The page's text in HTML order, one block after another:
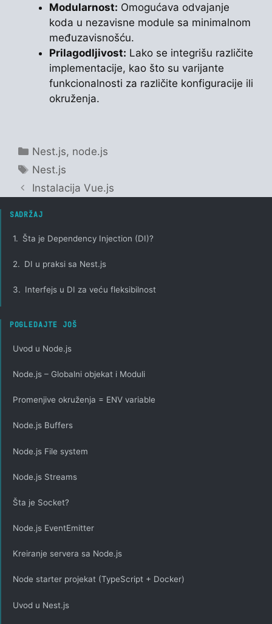
Modularnost: Omogućava odvajanje
koda u nezavisne module sa minimalnom
međuzavisnošću.
Prilagodljivost: Lako se integrišu različite
implementacije, kao što su varijante
funkcionalnosti za različite konfiguracije ili
okruženja.
Categories
Nest.js, node.js
Tags
Nest.js
Instalacija Vue.js
SADRŽAJ
1. Šta je Dependency Injection (DI)?
2. DI u praksi sa Nest.js
3. Interfejs u DI za veću fleksibilnost
POGLEDAJTE JOŠ
Uvod u Node.js
Node.js – Globalni objekat i Moduli
Promenjive okruženja = ENV variable
Node.js Buffers
Node.js File system
Node.js Streams
Šta je Socket?
Node.js EventEmitter
Kreiranje servera sa Node.js
Node starter projekat (TypeScript + Docker)
Uvod u Nest.js